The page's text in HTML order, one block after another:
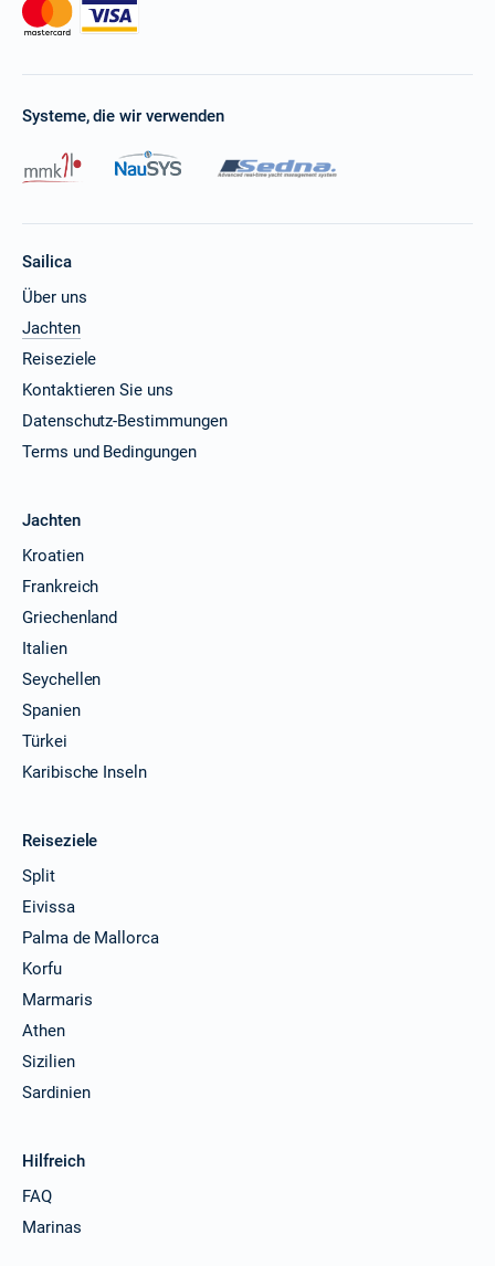
Systeme, die wir verwenden
Sailica
Über uns
Jachten
Reiseziele
Kontaktieren Sie uns
Datenschutz-Bestimmungen
Terms und Bedingungen
Jachten
Kroatien
Frankreich
Griechenland
Italien
Seychellen
Spanien
Türkei
Karibische Inseln
Reiseziele
Split
Eivissa
Palma de Mallorca
Korfu
Marmaris
Athen
Sizilien
Sardinien
Hilfreich
FAQ
Marinas